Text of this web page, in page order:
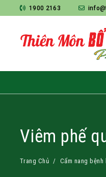
1900 2163
Viêm phế
Trang Chủ Cẩm nang bệnh